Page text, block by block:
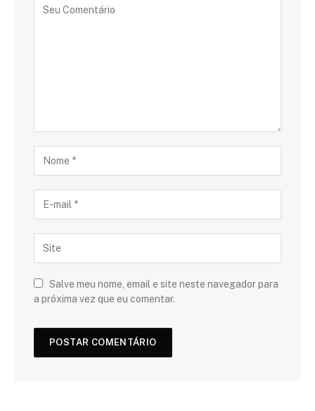
Salve meu nome, email e site neste navegador para
a próxima vez que eu comentar.